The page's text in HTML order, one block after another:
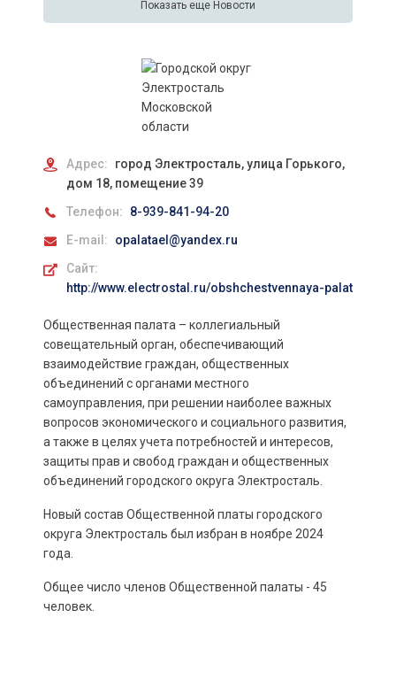
Показать еще Новости
Адрес:
город Электросталь, улица Горького,
дом 18, помещение 39
Телефон:
8-939-841-94-20
E-mail:
opalatael@yandex.ru
Сайт:
http://www.electrostal.ru/obshchestvennaya-palata/
Общественная палата – коллегиальный
совещательный орган, обеспечивающий
взаимодействие граждан, общественных
объединений с органами местного
самоуправления, при решении наиболее важных
вопросов экономического и социального развития,
а также в целях учета потребностей и интересов,
защиты прав и свобод граждан и общественных
объединений городского округа Электросталь.
Новый состав Общественной платы городского
округа Электросталь был избран в ноябре 2024
года.
Общее число членов Общественной палаты - 45
человек.